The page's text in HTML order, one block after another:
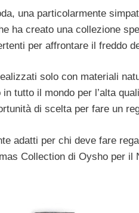
una particolarmente
ha creato una collezione
per affrontare il freddo
solo con materiali
tutto il mondo per l’alta
di scelta per fare un
adatti per chi deve fare
Collection di Oysho per il